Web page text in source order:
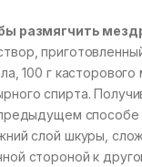
размягчить
100 г касторового
спирта.
способе
слой шкуры,
стороной к